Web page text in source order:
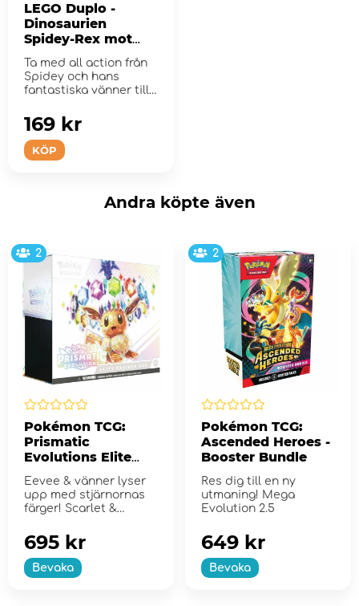
LEGO Duplo -
Dinosaurien
Spidey-Rex mot
Green Goblin
Ta med all action från
Spidey och hans
fantastiska vänner till
KÖP
169 kr
Andra köpte även
2
Pokémon TCG:
Prismatic
Evolutions Elite
Eevee & vänner lyser
upp med stjärnornas
färger! Scarlet &
Bevaka
695 kr
2
Pokémon TCG:
Ascended Heroes -
Booster Bundle
Res dig till en ny
utmaning! Mega
Evolution 2.5
Bevaka
649 kr